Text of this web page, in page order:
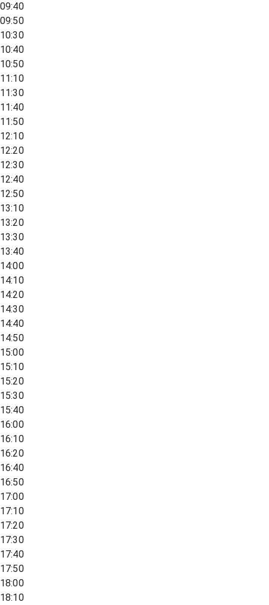
09:40
09:50
10:30
10:40
10:50
11:10
11:30
11:40
11:50
12:10
12:20
12:30
12:40
12:50
13:10
13:20
13:30
13:40
14:00
14:10
14:20
14:30
14:40
14:50
15:00
15:10
15:20
15:30
15:40
16:00
16:10
16:20
16:40
16:50
17:00
17:10
17:20
17:30
17:40
17:50
18:00
18:10